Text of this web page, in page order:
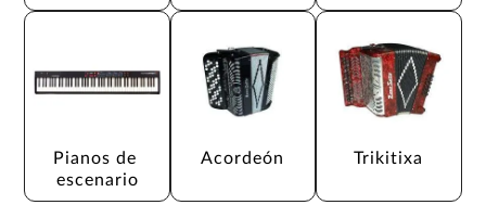
Pianos de
escenario
Acordeón Trikitixa